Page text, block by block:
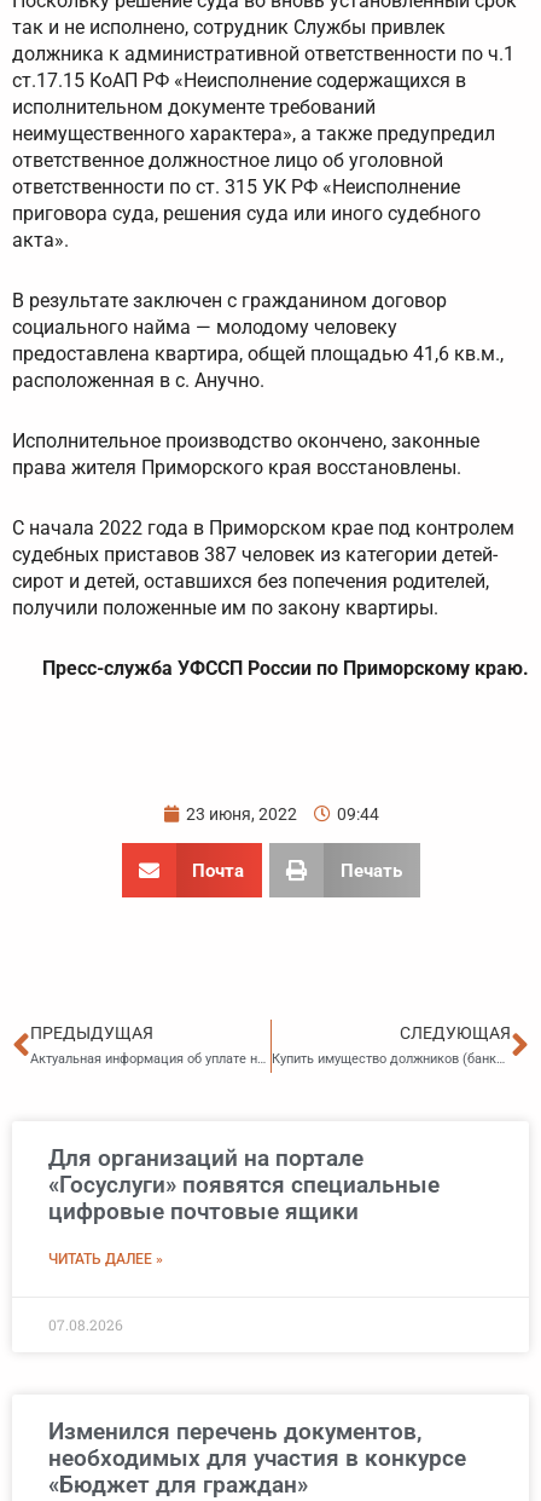
так и не исполнено, сотрудник Службы привлек
должника к административной ответственности по ч.1
ст.17.15 КоАП РФ «Неисполнение содержащихся в
исполнительном документе требований
неимущественного характера», а также предупредил
ответственное должностное лицо об уголовной
ответственности по ст. 315 УК РФ «Неисполнение
приговора суда, решения суда или иного судебного
акта».
В результате заключен с гражданином договор
социального найма — молодому человеку
предоставлена квартира, общей площадью 41,6 кв.м.,
расположенная в с. Анучно.
Исполнительное производство окончено, законные
права жителя Приморского края восстановлены.
С начала 2022 года в Приморском крае под контролем
судебных приставов 387 человек из категории детей-
сирот и детей, оставшихся без попечения родителей,
получили положенные им по закону квартиры.
Пресс-служба УФССП России по Приморскому краю.
23 июня, 2022 09:44
Почта Печать
Пред
ПРЕДЫДУЩАЯ
Актуальная информация об уплате налогов при помощи СМС и e-mail-информирования
СЛЕДУЮЩАЯ
Купить имущество должников (банкротов) через маркетплейс
Для организаций на портале
«Госуслуги» появятся специальные
цифровые почтовые ящики
ЧИТАТЬ ДАЛЕЕ »
07.08.2026
Изменился перечень документов,
необходимых для участия в конкурсе
«Бюджет для граждан»